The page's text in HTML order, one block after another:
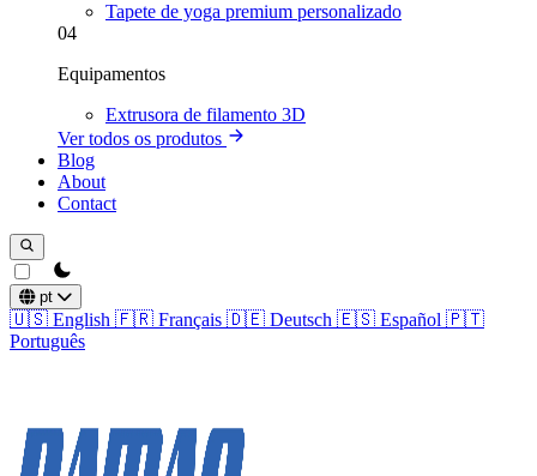
Tapete de yoga premium personalizado
04
Equipamentos
Extrusora de filamento 3D
Ver todos os produtos
Blog
About
Contact
theme switcher
pt
🇺🇸 English 🇫🇷 Français 🇩🇪 Deutsch 🇪🇸 Español 🇵🇹
Português